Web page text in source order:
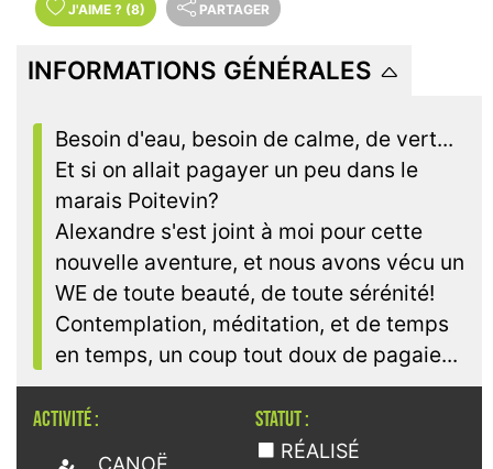
J'AIME ? (8) PARTAGER
INFORMATIONS GÉNÉRALES
Besoin d'eau, besoin de calme, de vert...
Et si on allait pagayer un peu dans le
marais Poitevin?
Alexandre s'est joint à moi pour cette
nouvelle aventure, et nous avons vécu un
WE de toute beauté, de toute sérénité!
Contemplation, méditation, et de temps
en temps, un coup tout doux de pagaie...
ACTIVITÉ :
CANOË
STATUT :
RÉALISÉ